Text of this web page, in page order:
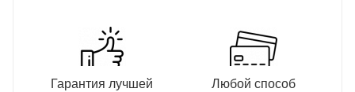
Гарантия лучшей
Любой способ